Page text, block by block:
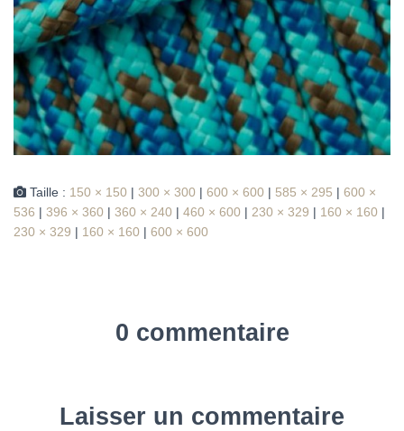
Taille : 150 × 150 | 300 × 300 | 600 × 600 | 585 × 295 | 600 ×
536 | 396 × 360 | 360 × 240 | 460 × 600 | 230 × 329 | 160 × 160 |
230 × 329 | 160 × 160 | 600 × 600
0 commentaire
Laisser un commentaire